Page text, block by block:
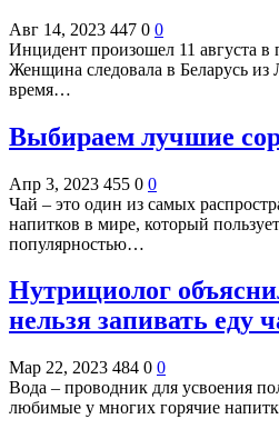
Авг 14, 2023 447 0 0
Инцидент произошел 11 августа
Женщина следовала в Беларусь
время…
Выбираем лучшие
Апр 3, 2023 455 0 0
Чай – это один из самых
напитков в мире, который
популярностью…
Нутрициолог
нельзя запивать еду
Мар 22, 2023 484 0 0
Вода – проводник для усвоения
любимые у многих горячие